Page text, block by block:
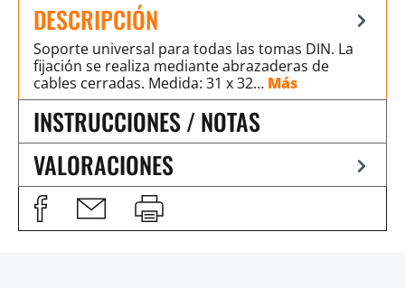
DESCRIPCIÓN
Soporte universal para todas las tomas DIN. La
fijación se realiza mediante abrazaderas de
cables cerradas. Medida: 31 x 32… Más
INSTRUCCIONES / NOTAS
VALORACIONES